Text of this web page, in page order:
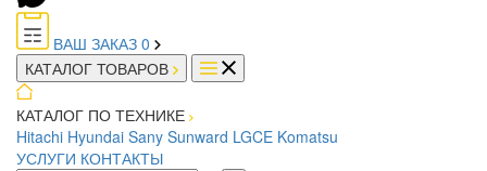
ВАШ ЗАКАЗ 0
КАТАЛОГ ТОВАРОВ
КАТАЛОГ ПО ТЕХНИКЕ
Hitachi Hyundai Sany Sunward LGCE Komatsu
УСЛУГИ КОНТАКТЫ